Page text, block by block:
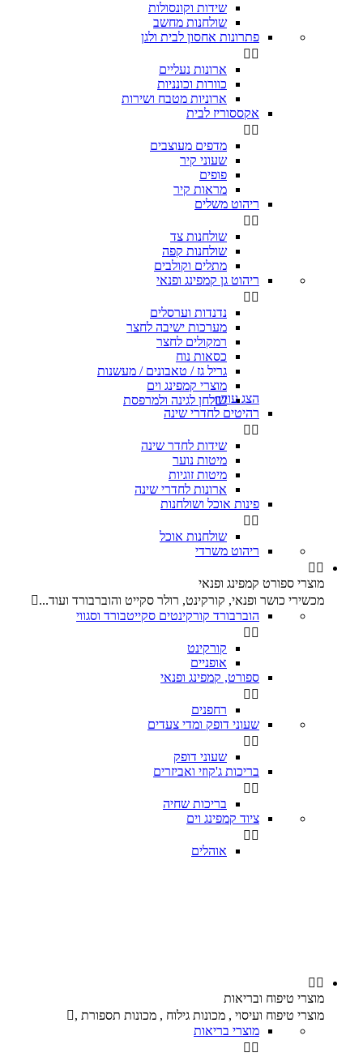
שידות וקונסולות
שולחנות מחשב
פתרונות אחסון לבית ולגן
 
ארונות נעליים
כוורות וכונניות
ארוניות מטבח ושירות
אקססוריז לבית
 
מדפים מעוצבים
שעוני קיר
פופים
מראות קיר
ריהוט משלים
 
שולחנות צד
שולחנות קפה
מתלים וקולבים
ריהוט גן קמפינג ופנאי
 
נדנדות וערסלים
מערכות ישיבה לחצר
רמקולים לחצר
כסאות נוח
גריל גז / טאבונים / מעשנות
מוצרי קמפינג וים
שולחן לגינה ולמרפסתהצג עוד
רהיטים לחדרי שינה
 
שידות לחדר שינה
מיטות נוער
מיטות זוגיות
ארונות לחדרי שינה
פינות אוכל ושולחנות
 
שולחנות אוכל
ריהוט משרדי
 
מוצרי ספורט קמפינג ופנאי
מכשירי כושר ופנאי, קורקינט, רולר סקייט והוברבורד ועוד...
הוברבורד קורקינטים סקייטבורד וסגווי
 
קורקינט
אופניים
ספורט, קמפינג ופנאי
 
רחפנים
שעוני דופק ומדי צעדים
 
שעוני דופק
בריכות ג'קוזי ואביזרים
 
בריכות שחיה
ציוד קמפינג וים
 
אוהלים
 
מוצרי טיפוח ובריאות
מוצרי טיפוח ועיסוי , מכונות גילוח , מכונות תספורת ,
מוצרי בריאות
 